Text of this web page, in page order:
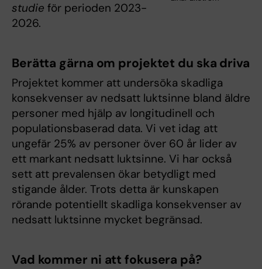
studie för perioden 2023-
2026.
Berätta gärna om projektet du ska driva
Projektet kommer att undersöka skadliga
konsekvenser av nedsatt luktsinne bland äldre
personer med hjälp av longitudinell och
populationsbaserad data. Vi vet idag att
ungefär 25% av personer över 60 år lider av
ett markant nedsatt luktsinne. Vi har också
sett att prevalensen ökar betydligt med
stigande ålder. Trots detta är kunskapen
rörande potentiellt skadliga konsekvenser av
nedsatt luktsinne mycket begränsad.
Vad kommer ni att fokusera på?